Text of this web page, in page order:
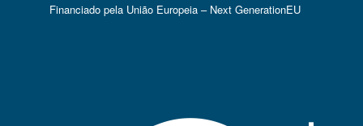
Financiado pela União Europeia – Next GenerationEU